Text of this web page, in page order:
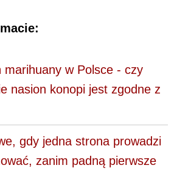
marihuany w Polsce - czy
nasion konopi jest zgodne z
gdy jedna strona prowadzi
zanim padną pierwsze